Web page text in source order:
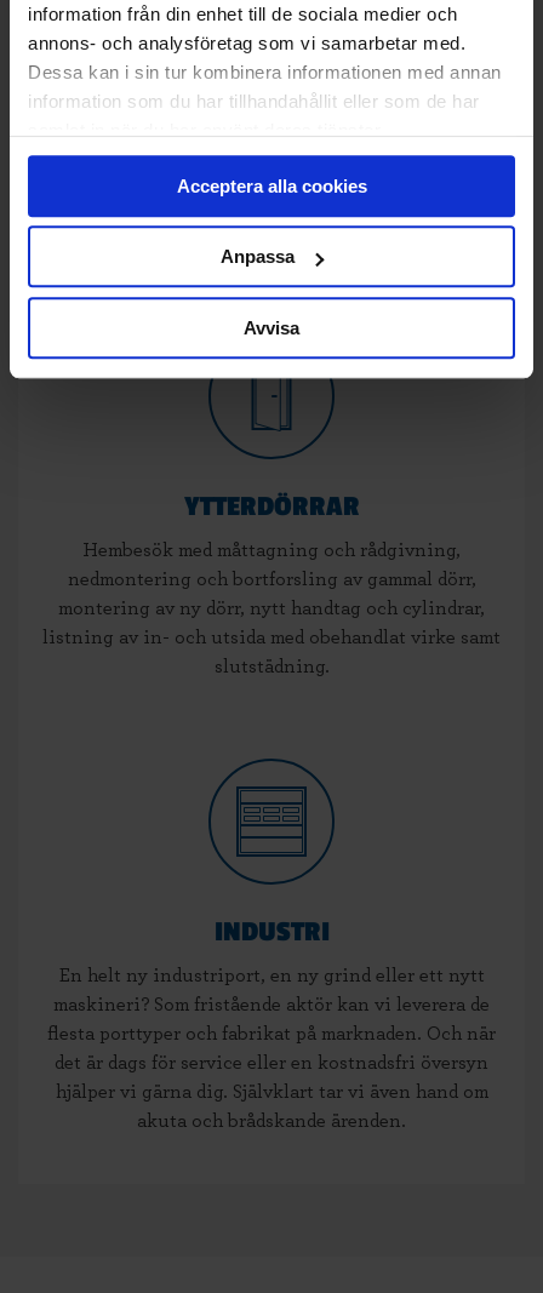
information från din enhet till de sociala medier och
annons- och analysföretag som vi samarbetar med.
Dessa kan i sin tur kombinera informationen med annan
information som du har tillhandahållit eller som de har
Acceptera alla cookies
Anpassa
Avvisa
GARAGEPORTAR
nedmontering och bortforsling av gammal port,
anpassning av öppning med nytt och obehandlat
YTTERDÖRRAR
Hembesök med måttagning och rådgivning,
nedmontering och bortforsling av gammal dörr,
montering av ny dörr, nytt handtag och cylindrar,
listning av in- och utsida med obehandlat virke samt
slutstädning.
INDUSTRI
En helt ny industriport, en ny grind eller ett nytt
maskineri? Som fristående aktör kan vi leverera de
flesta porttyper och fabrikat på marknaden. Och när
det är dags för service eller en kostnadsfri översyn
hjälper vi gärna dig. Självklart tar vi även hand om
akuta och brådskande ärenden.